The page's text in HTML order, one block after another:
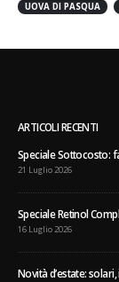
UOVA DI PASQUA
ARTICOLI RECENTI
Speciale Sottocosto:
21 Luglio 2026
Speciale Retinol
16 Luglio 2026
Novità d’estate: